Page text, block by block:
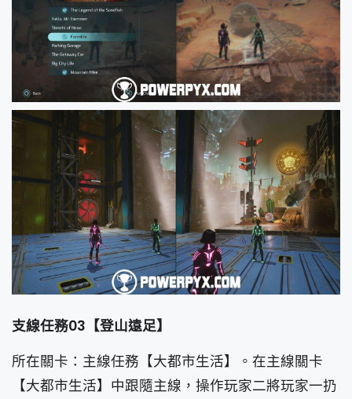
支線任務03【登山遠足】
所在關卡：主線任務【大都市生活】。在主線關卡
【大都市生活】中跟隨主線，操作玩家二將玩家一扔